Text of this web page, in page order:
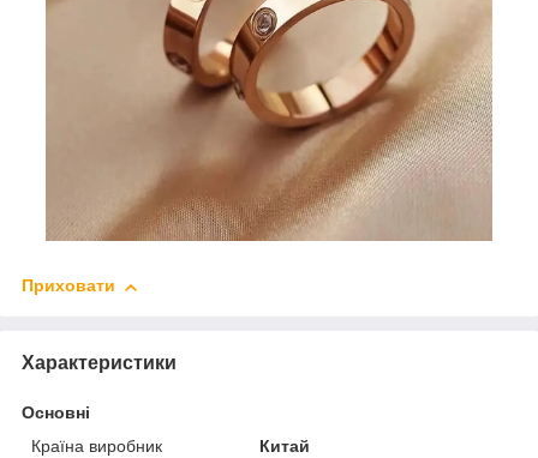
Приховати
Характеристики
Основні
Країна виробник
Китай